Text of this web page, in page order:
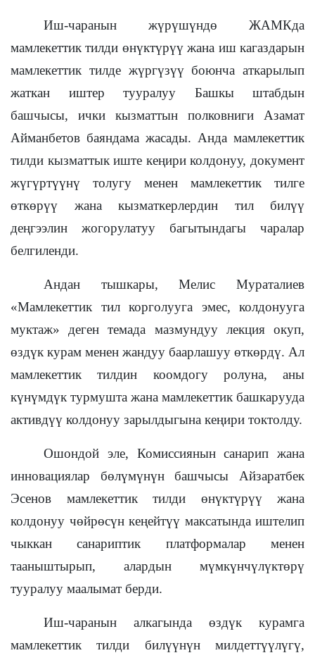
Иш-чаранын жүрүшүндө ЖАМКда
мамлекеттик тилди өнүктүрүү жана иш кагаздарын
мамлекеттик тилде жүргүзүү боюнча аткарылып
жаткан иштер тууралуу Башкы штабдын
башчысы, ички кызматтын полковниги Азамат
Айманбетов баяндама жасады. Анда мамлекеттик
тилди кызматтык иште кеңири колдонуу, документ
жүгүртүүнү толугу менен мамлекеттик тилге
өткөрүү жана кызматкерлердин тил билүү
деңгээлин жогорулатуу багытындагы чаралар
белгиленди.
Андан тышкары, Мелис Мураталиев
«Мамлекеттик тил корголууга эмес, колдонууга
муктаж» деген темада мазмундуу лекция окуп,
өздүк курам менен жандуу баарлашуу өткөрдү. Ал
мамлекеттик тилдин коомдогу ролуна, аны
күнүмдүк турмушта жана мамлекеттик башкарууда
активдүү колдонуу зарылдыгына кеңири токтолду.
Ошондой эле, Комиссиянын санарип жана
инновациялар бөлүмүнүн башчысы Айзаратбек
Эсенов мамлекеттик тилди өнүктүрүү жана
колдонуу чөйрөсүн кеңейтүү максатында иштелип
чыккан санариптик платформалар менен
тааныштырып, алардын мүмкүнчүлүктөрү
тууралуу маалымат берди.
Иш-чаранын алкагында өздүк курамга
мамлекеттик тилди билүүнүн милдеттүүлүгү,